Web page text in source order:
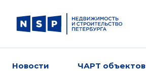
Новости ЧАРТ объектов